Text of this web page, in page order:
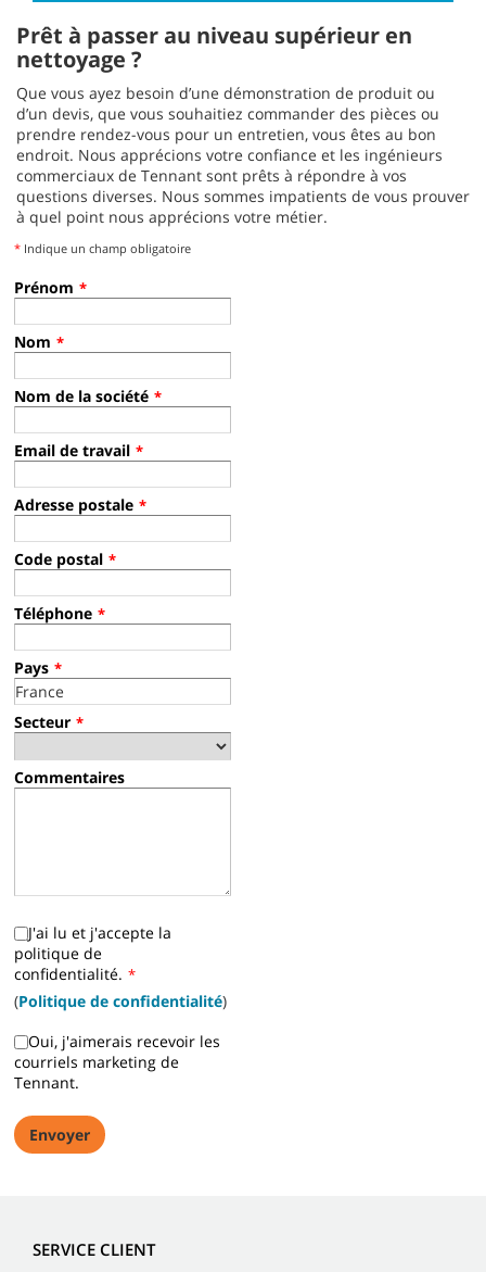
Prêt à passer au niveau supérieur en
nettoyage ?
Que vous ayez besoin d’une démonstration de produit ou
d’un devis, que vous souhaitiez commander des pièces ou
prendre rendez-vous pour un entretien, vous êtes au bon
endroit. Nous apprécions votre confiance et les ingénieurs
commerciaux de Tennant sont prêts à répondre à vos
questions diverses. Nous sommes impatients de vous prouver
à quel point nous apprécions votre métier.
* Indique un champ obligatoire
Prénom *
Nom *
Nom de la société *
Email de travail *
Adresse postale *
Code postal *
Téléphone *
Pays *
Secteur *
Commentaires
J'ai lu et j'accepte la
politique de
confidentialité. *
(Politique de confidentialité)
Oui, j'aimerais recevoir les
courriels marketing de
Tennant.
SERVICE CLIENT